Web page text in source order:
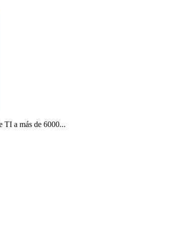
TI a más de 6000...